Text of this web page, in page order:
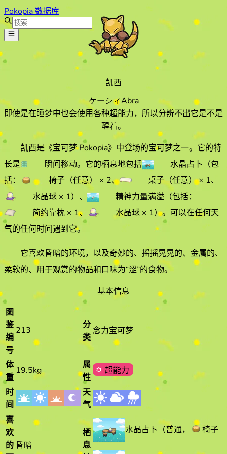
Pokopia 数据库
凯西
ケーシィAbra
即使是在睡梦中也会使用各种超能力，所以分辨不出它是不是
醒着。
凯西是《宝可梦 Pokopia》中登场的宝可梦之一。它的特
长是 瞬间移动。它的栖息地包括 水晶占卜 （包
括：
椅子（任意） × 2、 桌子（任意）× 1、
水晶球 × 1） 、 精神力量满溢 （包括：
简约靠枕 × 1、 水晶球 × 1）。 可以在任何天
气的任何时间遇到它。
它喜欢昏暗的环境，以及奇妙的、摇摇晃晃的、金属的、
柔软的、用于观赏的物品和口味为“涩”的食物。
基本信息
图
鉴
编
号
213
分
类
念力宝可梦
体
重
19.5kg
属
性
超能力
时
间
天
气
喜
欢
的 昏暗
栖
息
水晶占卜 （普通， 椅子